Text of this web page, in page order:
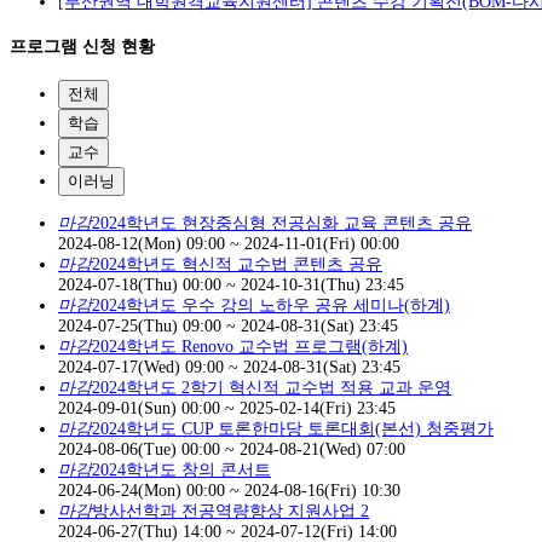
프로그램 신청 현황
전체
학습
교수
이러닝
마감2024학년도 현장중심형 전공심화 교육 콘텐츠 공유
2024-08-12(Mon) 09:00 ~ 2024-11-01(Fri) 00:00
마감2024학년도 혁신적 교수법 콘텐츠 공유
2024-07-18(Thu) 00:00 ~ 2024-10-31(Thu) 23:45
마감2024학년도 우수 강의 노하우 공유 세미나(하계)
2024-07-25(Thu) 09:00 ~ 2024-08-31(Sat) 23:45
마감2024학년도 Renovo 교수법 프로그램(하계)
2024-07-17(Wed) 09:00 ~ 2024-08-31(Sat) 23:45
마감2024학년도 2학기 혁신적 교수법 적용 교과 운영
2024-09-01(Sun) 00:00 ~ 2025-02-14(Fri) 23:45
마감2024학년도 CUP 토론한마당 토론대회(본선) 청중평가
2024-08-06(Tue) 00:00 ~ 2024-08-21(Wed) 07:00
마감2024학년도 창의 콘서트
2024-06-24(Mon) 00:00 ~ 2024-08-16(Fri) 10:30
마감방사선학과 전공역량향상 지원사업 2
2024-06-27(Thu) 14:00 ~ 2024-07-12(Fri) 14:00